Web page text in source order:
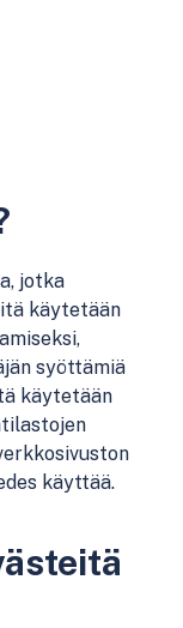
jotka
käytetään
syöttämiä
käytetään
käyttää.